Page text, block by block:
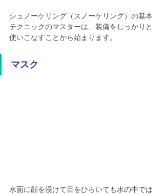
シュノーケリング（スノーケリング）の基本
テクニックのマスターは、装備をしっかりと
使いこなすことから始まります。
マスク
水面に顔を浸けて目をひらいても水の中では